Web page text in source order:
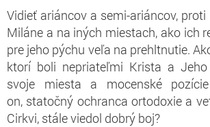
Vidieť ariáncov a semi-ariáncov,
Miláne a na iných miestach, ako ich
pre jeho pýchu veľa na prehltnutie.
ktorí boli nepriateľmi Krista a
svoje miesta a mocenské
on, statočný ochranca ortodoxie a
Cirkvi, stále viedol dobrý boj?